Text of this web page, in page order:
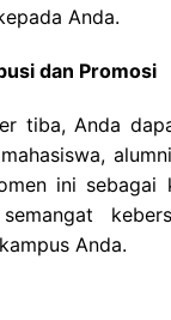
Anda.
dan Promosi
tiba, Anda
ini sebagai
Anda.